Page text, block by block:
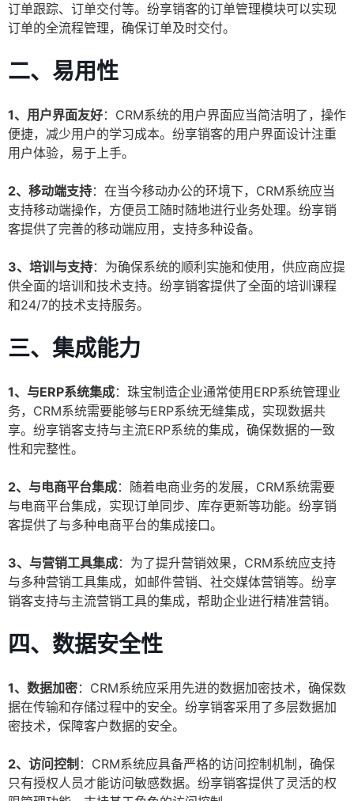
订单跟踪、订单交付等。纷享销客的订单管理模块可以实现
订单的全流程管理，确保订单及时交付。
二、易用性
1、用户界面友好：CRM系统的用户界面应当简洁明了，操作
便捷，减少用户的学习成本。纷享销客的用户界面设计注重
用户体验，易于上手。
2、移动端支持：在当今移动办公的环境下，CRM系统应当
支持移动端操作，方便员工随时随地进行业务处理。纷享销
客提供了完善的移动端应用，支持多种设备。
3、培训与支持：为确保系统的顺利实施和使用，供应商应提
供全面的培训和技术支持。纷享销客提供了全面的培训课程
和24/7的技术支持服务。
三、集成能力
1、与ERP系统集成：珠宝制造企业通常使用ERP系统管理业
务，CRM系统需要能够与ERP系统无缝集成，实现数据共
享。纷享销客支持与主流ERP系统的集成，确保数据的一致
性和完整性。
2、与电商平台集成：随着电商业务的发展，CRM系统需要
与电商平台集成，实现订单同步、库存更新等功能。纷享销
客提供了与多种电商平台的集成接口。
3、与营销工具集成：为了提升营销效果，CRM系统应支持
与多种营销工具集成，如邮件营销、社交媒体营销等。纷享
销客支持与主流营销工具的集成，帮助企业进行精准营销。
四、数据安全性
1、数据加密：CRM系统应采用先进的数据加密技术，确保数
据在传输和存储过程中的安全。纷享销客采用了多层数据加
密技术，保障客户数据的安全。
2、访问控制 ：CRM系统应具备严格的访问控制机制，确保
只有授权人员才能访问敏感数据。纷享销客提供了灵活的权